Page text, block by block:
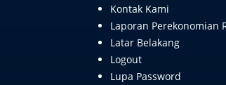
Kontak Kami
Laporan Perekonomian
Latar Belakang
Logout
Lupa Password